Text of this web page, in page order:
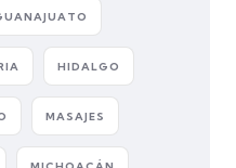
HIDALGO
MASAJES